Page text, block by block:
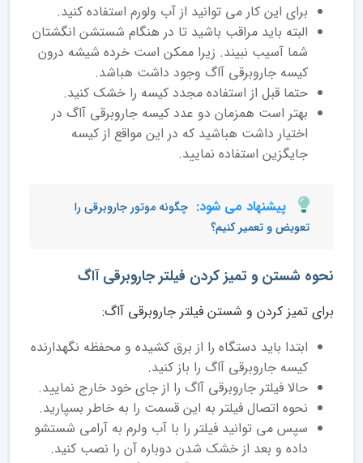
برای این کار می توانید از آب ولورم استفاده کنید.
البته باید مراقب باشید تا در هنگام شستشن انگشتان
شما آسیب نبیند. زیرا ممکن است خرده شیشه درون
کیسه جاروبرقی آاگ وجود داشت هباشد.
حتما قبل از استفاده مجدد کیسه را خشک کنید.
بهتر است همزمان دو عدد کیسه جاروبرقی آاگ در
اختیار داشت هباشید که در این مواقع از کیسه
جایگزین استفاده نمایید.
پیشنهاد می شود: چگونه موتور جاروبرقی را
تعویض و تعمیر کنیم؟
نحوه شستن و تمیز کردن فیلتر جاروبرقی آاگ
برای تمیز کردن و شستن فیلتر جاروبرقی آاگ:
ابتدا باید دستگاه را از برق کشیده و محفظه نگهدارنده
کیسه جاروبرقی آاگ را باز کنید.
حالا فیلتر جاروبرقی آاگ را از جای خود خارج نمایید.
نحوه اتصال فیلتر به این قسمت را به خاطر بسپارید.
سپس می توانید فیلتر را با آب ولرم به آرامی شستشو
داده و بعد از خشک شدن دوباره آن را نصب کنید.